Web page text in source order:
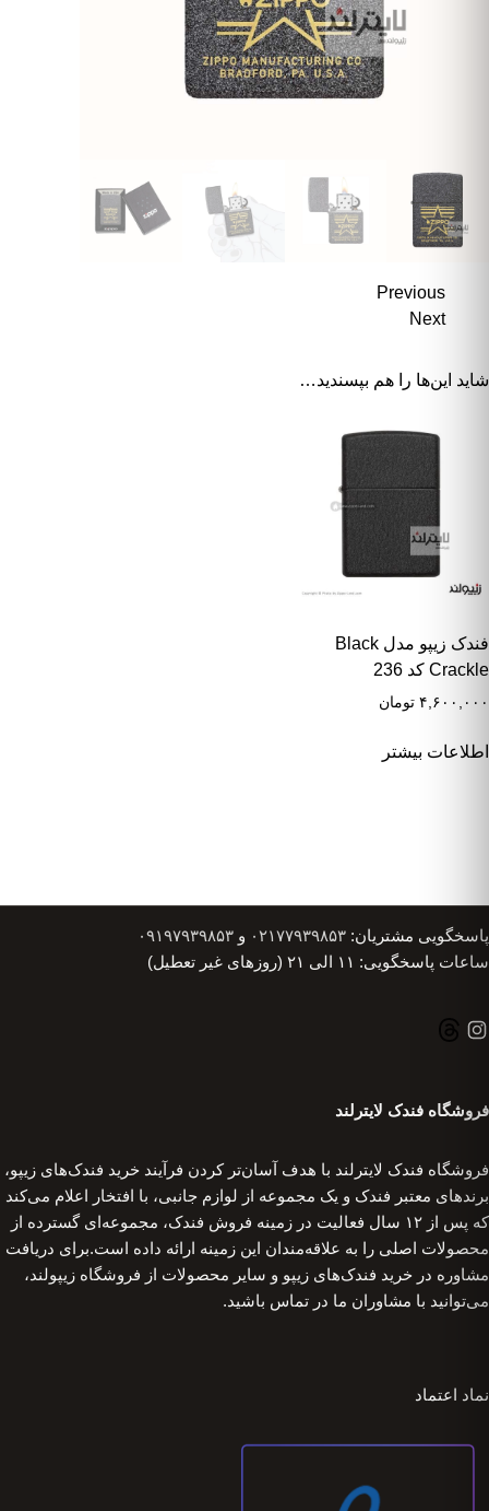
Previous
Next
شاید این‌ها را هم بپسندید…
فندک زیپو مدل Black
Crackle کد 236
۴,۶۰۰,۰۰۰ تومان
اطلاعات بیشتر
پاسخگویی مشتریان: ۰۲۱۷۷۹۳۹۸۵۳ و ۰۹۱۹۷۹۳۹۸۵۳
ساعات پاسخگویی: ۱۱ الی ۲۱ (روزهای غیر تعطیل)
فروشگاه فندک لایترلند
فروشگاه فندک لایترلند با هدف آسان‌تر کردن فرآیند خرید فندک‌های زیپو،
برندهای معتبر فندک و یک مجموعه از لوازم جانبی، با افتخار اعلام می‌کند
که پس از ۱۲ سال فعالیت در زمینه فروش فندک، مجموعه‌ای گسترده از
محصولات اصلی را به علاقه‌مندان این زمینه ارائه داده است.برای دریافت
مشاوره در خرید فندک‌های زیپو و سایر محصولات از فروشگاه زیپولند،
می‌توانید با مشاوران ما در تماس باشید.
نماد اعتماد